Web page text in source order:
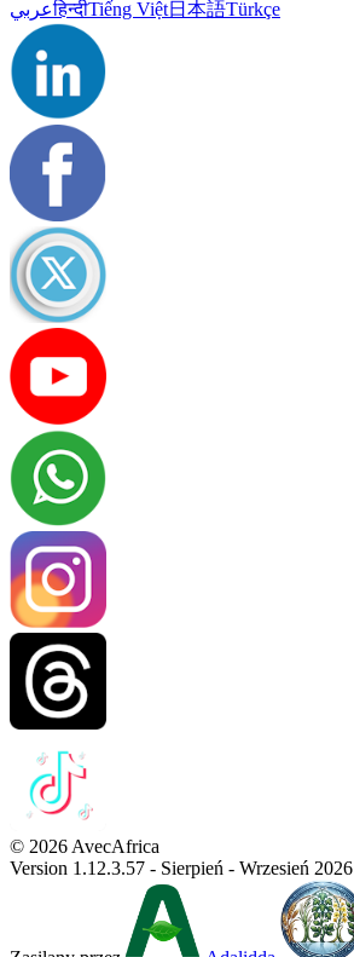
عربيहिन्दीTiếng Việt日本語Türkçe
© 2026 AvecAfrica
Version 1.12.3.57 - Sierpień - Wrzesień 2026